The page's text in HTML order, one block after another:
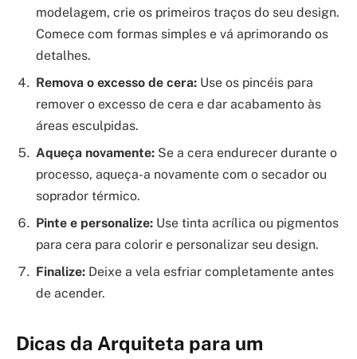
modelagem, crie os primeiros traços do seu design.
Comece com formas simples e vá aprimorando os
detalhes.
Remova o excesso de cera: Use os pincéis para
remover o excesso de cera e dar acabamento às
áreas esculpidas.
Aqueça novamente: Se a cera endurecer durante o
processo, aqueça-a novamente com o secador ou
soprador térmico.
Pinte e personalize: Use tinta acrílica ou pigmentos
para cera para colorir e personalizar seu design.
Finalize: Deixe a vela esfriar completamente antes
de acender.
Dicas da Arquiteta para um